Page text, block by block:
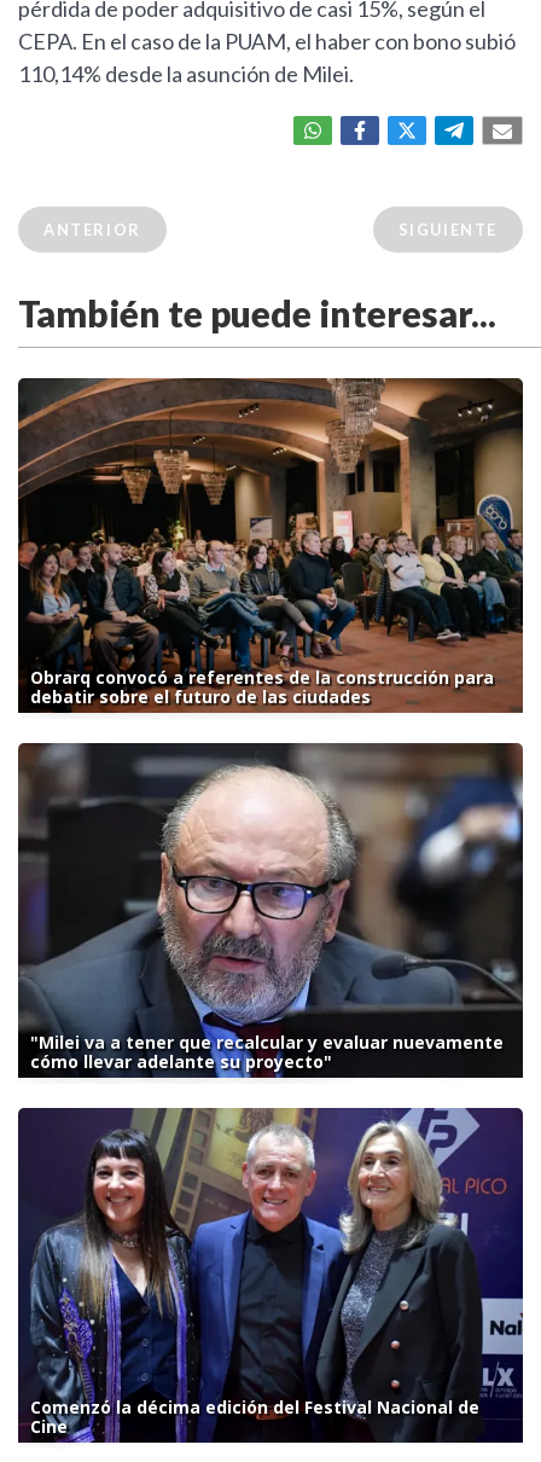
pérdida de poder adquisitivo de casi 15%, según el
CEPA. En el caso de la PUAM, el haber con bono subió
110,14% desde la asunción de Milei.
ANTERIOR SIGUIENTE
También te puede interesar...
Obrarq convocó a referentes de la construcción para
debatir sobre el futuro de las ciudades
"Milei va a tener que recalcular y evaluar nuevamente
cómo llevar adelante su proyecto"
Comenzó la décima edición del Festival Nacional de
Cine